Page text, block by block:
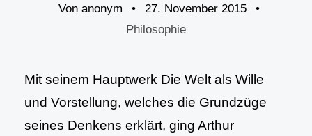
Von anonym • 27. November 2015
•
Philosophie
Mit seinem Hauptwerk Die Welt als Wille
und Vorstellung, welches die Grundzüge
seines Denkens erklärt, ging Arthur